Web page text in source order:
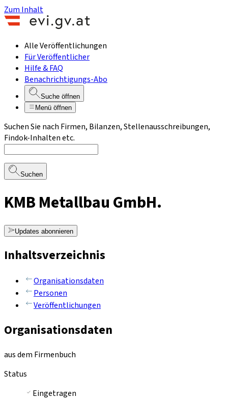
Zum Inhalt
Alle Veröffentlichungen
Für Veröffentlicher
Hilfe & FAQ
Benachrichtigungs-Abo
Suche öffnen
Menü öffnen
Suchen Sie nach Firmen, Bilanzen, Stellenausschreibungen,
Findok-Inhalten etc.
Suchen
KMB Metallbau GmbH.
Updates abonnieren
Inhaltsverzeichnis
Organisationsdaten
Personen
Veröffentlichungen
Organisationsdaten
aus dem Firmenbuch
Status
Eingetragen